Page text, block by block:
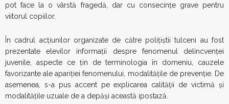
pot face la o vârstă fragedă, dar cu consecințe grave pentru
viitorul copiilor.
În cadrul acțiunilor organizate de către polițiștii tulceni au fost
prezentate elevilor informații despre fenomenul delincvenței
juvenile, aspecte ce țin de terminologia în domeniu, cauzele
favorizante ale apariției fenomenului, modalitățile de prevenție. De
asemenea, s-a pus accent pe explicarea calității de victimă și
modalitățile uzuale de a depăși această ipostază.